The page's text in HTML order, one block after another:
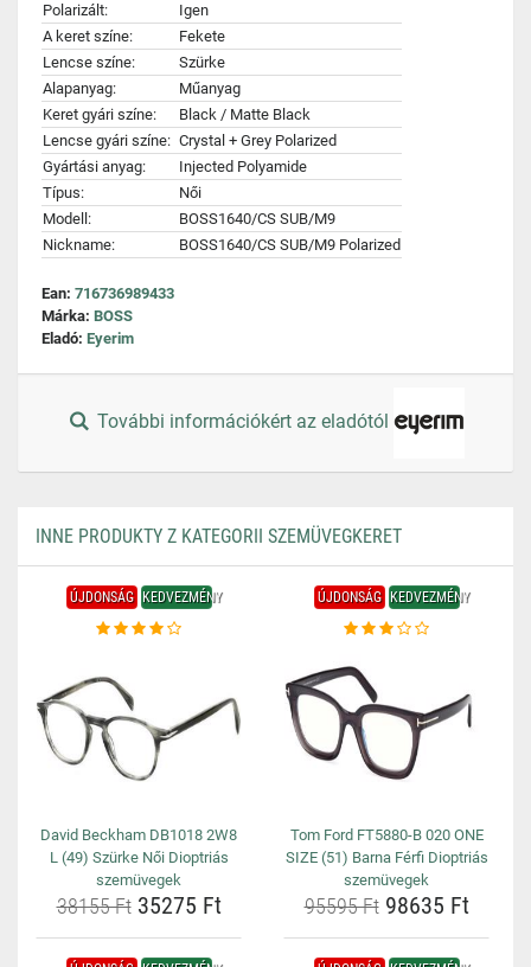
Polarizált:
Igen
A keret színe:
Fekete
Lencse színe:
Szürke
Alapanyag:
Műanyag
Keret gyári színe:
Black / Matte Black
Lencse gyári színe: Crystal + Grey Polarized
Gyártási anyag:
Injected Polyamide
Típus:
Női
Modell:
BOSS1640/CS SUB/M9
Nickname:
BOSS1640/CS SUB/M9 Polarized
Ean: 716736989433
Márka: BOSS
Eladó: Eyerim
További információkért az eladótól
INNE PRODUKTY Z KATEGORII SZEMÜVEGKERET
ÚJDONSÁG KEDVEZMÉNY
David Beckham DB1018 2W8
L (49) Szürke Női Dioptriás
szemüvegek
38155 Ft35275 Ft
ÚJDONSÁG KEDVEZMÉNY
Tom Ford FT5880-B 020 ONE
SIZE (51) Barna Férfi Dioptriás
szemüvegek
95595 Ft98635 Ft